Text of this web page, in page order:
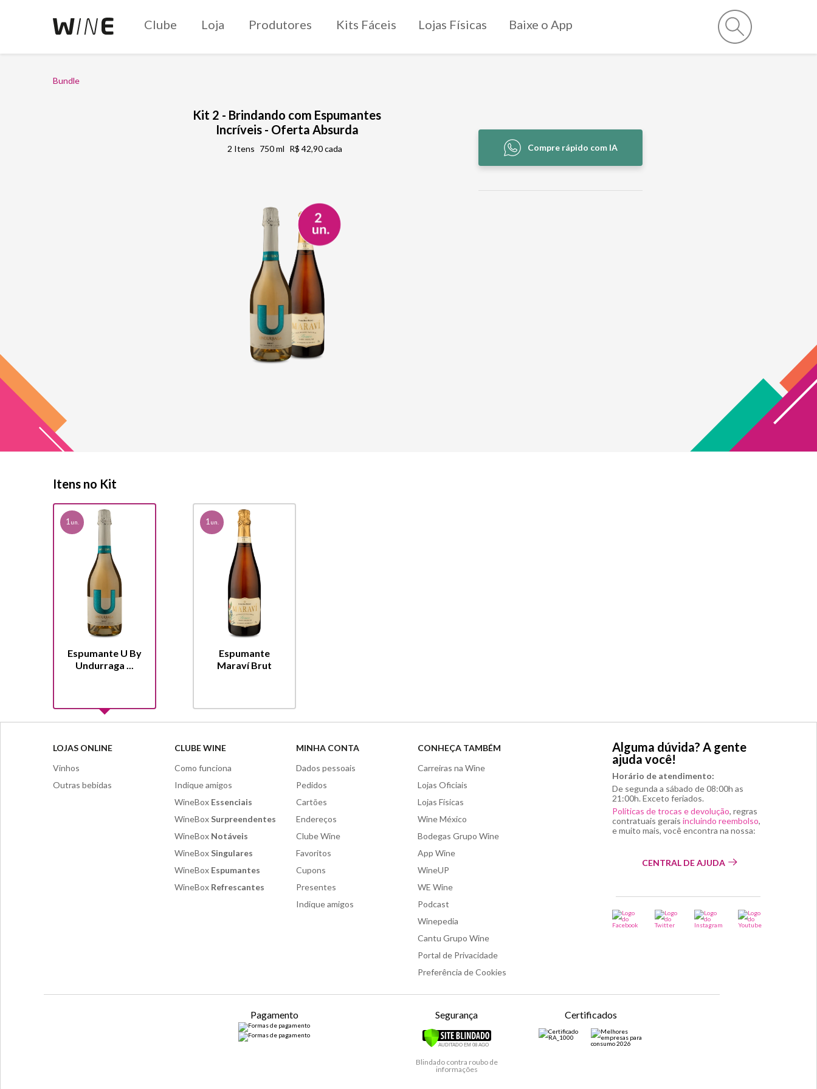
Clube Loja Produtores Kits Fáceis Lojas Físicas Baixe o App
Bundle
Kit 2 - Brindando com Espumantes
Incríveis - Oferta Absurda
2 Itens 750 ml R$ 42,90 cada Compre rápido com IA
Itens no Kit
1un.
Espumante U By
Undurraga ...
1un.
Espumante
Maraví Brut
LOJAS ONLINE
Vinhos
Outras bebidas
CLUBE WINE
Como funciona
Indique amigos
WineBox Essenciais
WineBoxSurpreendentes
WineBox Notáveis
WineBoxSingulares
WineBox Espumantes
WineBox Refrescantes
MINHA CONTA
Dados pessoais
Pedidos
Cartões
Endereços
Clube Wine
Favoritos
Cupons
Presentes
Indique amigos
CONHEÇA TAMBÉM
Carreiras na Wine
Lojas Oficiais
Lojas Físicas
Wine México
Bodegas Grupo Wine
App Wine
WineUP
WE Wine
Podcast
Winepedia
Cantu Grupo Wine
Portal de Privacidade
Preferência de Cookies
Alguma dúvida? A gente
ajuda você!
Horário de atendimento:
De segunda a sábado de 08:00h as
21:00h. Exceto feriados.
Políticas de trocas e devolução, regras
contratuais gerais incluindo reembolso,
e muito mais, você encontra na nossa:
CENTRAL DE AJUDA
Pagamento Segurança
Blindado contra roubo de
informações
Certificados